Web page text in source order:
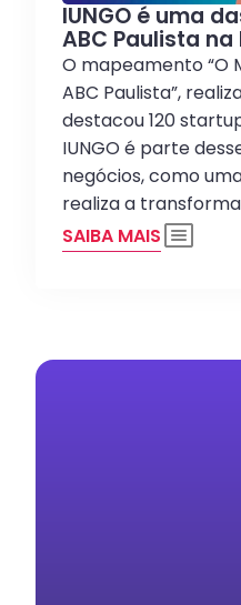
IUNGO é uma
ABC Paulista na
O mapeamento “O
ABC Paulista”,
destacou 120
IUNGO é parte
negócios, como
realiza a
SAIBA MAIS